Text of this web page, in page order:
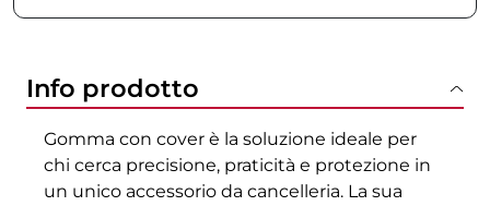
Info prodotto
Gomma con cover è la soluzione ideale per
chi cerca precisione, praticità e protezione in
un unico accessorio da cancelleria. La sua